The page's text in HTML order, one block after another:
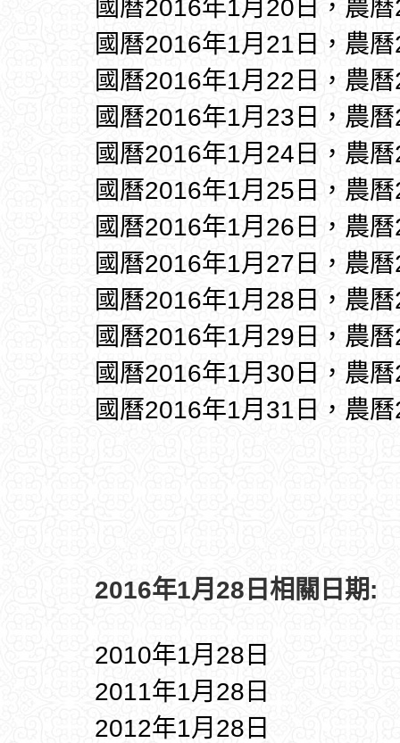
國曆2016年1月20日，農
國曆2016年1月21日，農
國曆2016年1月22日，農
國曆2016年1月23日，農
國曆2016年1月24日，農
國曆2016年1月25日，農
國曆2016年1月26日，農
國曆2016年1月27日，農
國曆2016年1月28日，農
國曆2016年1月29日，農
國曆2016年1月30日，農
國曆2016年1月31日，農
2016年1月28日相關日期:
2010年1月28日
2011年1月28日
2012年1月28日